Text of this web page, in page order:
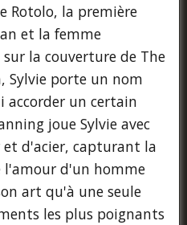
Rotolo, la première
et la femme
la couverture de The
Sylvie porte un nom
un certain
joue Sylvie avec
et d'acier, capturant la
l'amour d'un homme
art qu'à une seule
les plus poignants